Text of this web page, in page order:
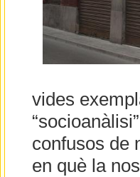
vides
confusos de
en què la